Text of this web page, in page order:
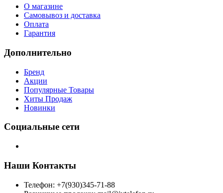
О магазине
Самовывоз и доставка
Оплата
Гарантия
Дополнительно
Бренд
Акции
Популярные Товары
Хиты Продаж
Новинки
Социальные сети
Наши Контакты
Телефон: +7(930)345-71-88